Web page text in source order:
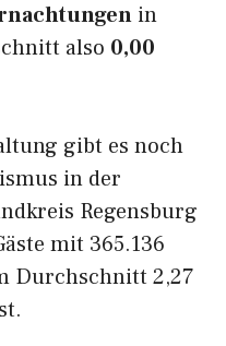
in
also 0,00
gibt es noch
in der
Regensburg
mit 365.136
Durchschnitt 2,27